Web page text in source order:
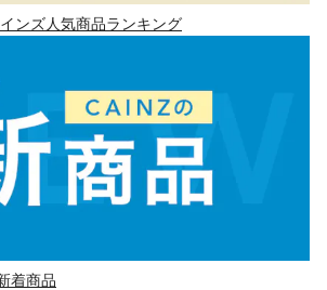
ンズ人気商品ランキング
着商品